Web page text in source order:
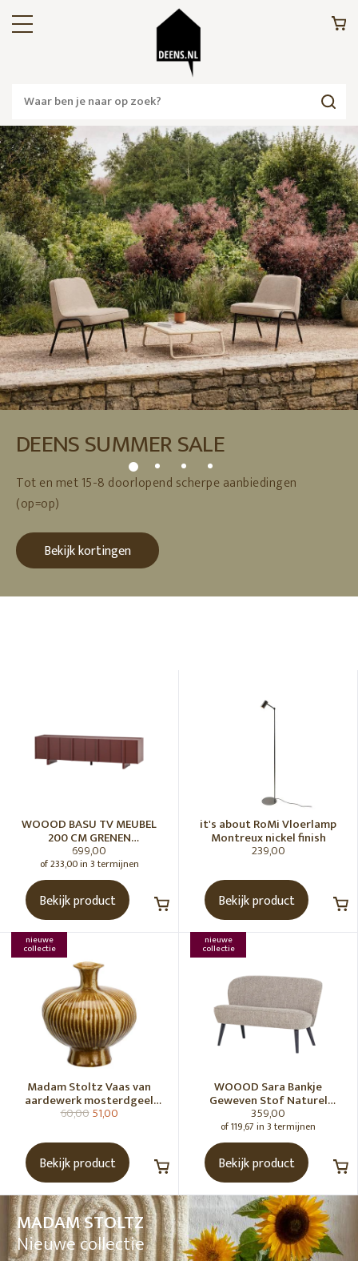
DEENS SUMMER SALE
Tot en met 15-8 doorlopend scherpe aanbiedingen
(op=op)
Bekijk kortingen
WOOOD BASU TV MEUBEL
200 CM GRENEN
BORDEAUXROOD [fsc]
699,00
of 233,00 in 3 termijnen
Bekijk product
it's about RoMi Vloerlamp
Montreux nickel finish
239,00
Bekijk product
nieuwe
collectie
Madam Stoltz Vaas van
aardewerk mosterdgeel
naturel
60,0051,00
Bekijk product
nieuwe
collectie
WOOOD Sara Bankje
Geweven Stof Naturel
Melange [Fsc]
359,00
of 119,67 in 3 termijnen
Bekijk product
MADAM STOLTZ
Nieuwe collectie